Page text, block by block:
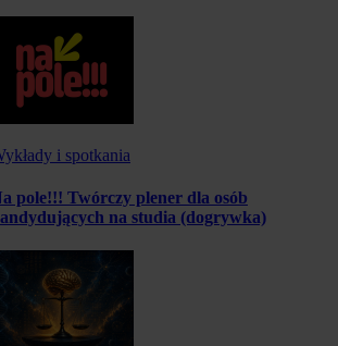
i spotkania
pole!!! Twórczy plener dla osób
na studia (dogrywka)